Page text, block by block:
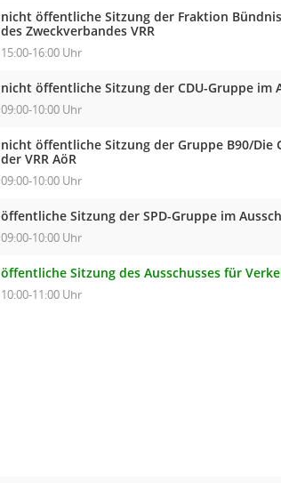
nicht öffentliche Sitzung der Fraktion
des Zweckverbandes VRR
15:00-16:00 Uhr
nicht öffentliche Sitzung der CDU-Gruppe im
09:00-10:00 Uhr
nicht öffentliche Sitzung der Gruppe B90/Die
der VRR AöR
09:00-10:00 Uhr
öffentliche Sitzung der SPD-Gruppe im
09:00-10:00 Uhr
öffentliche Sitzung des Ausschusses für
10:00-11:00 Uhr